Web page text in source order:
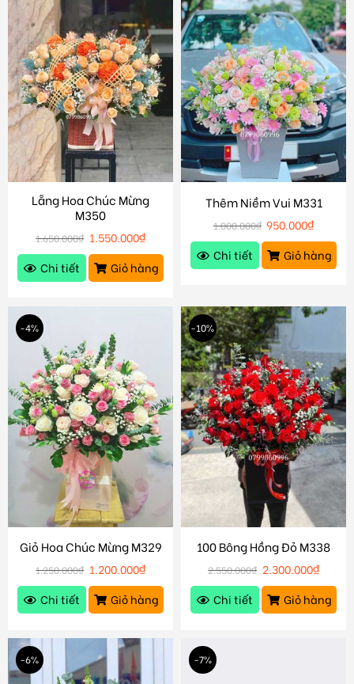
Lẵng Hoa Chúc Mừng
M350
1.650.000₫ 1.550.000₫
Chi tiết
Giỏ hàng
Thêm Niềm Vui M331
1.000.000₫ 950.000₫
Chi tiết
Giỏ hàng
-4%
Giỏ Hoa Chúc Mừng M329
1.250.000₫ 1.200.000₫
Chi tiết
Giỏ hàng
-10%
100 Bông Hồng Đỏ M338
2.550.000₫ 2.300.000₫
Chi tiết
Giỏ hàng
-6% -7%